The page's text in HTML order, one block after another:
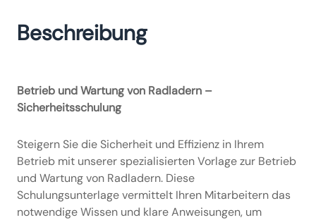
Beschreibung
Betrieb und Wartung von Radladern –
Sicherheitsschulung
Steigern Sie die Sicherheit und Effizienz in Ihrem
Betrieb mit unserer spezialisierten Vorlage zur Betrieb
und Wartung von Radladern. Diese
Schulungsunterlage vermittelt Ihren Mitarbeitern das
notwendige Wissen und klare Anweisungen, um